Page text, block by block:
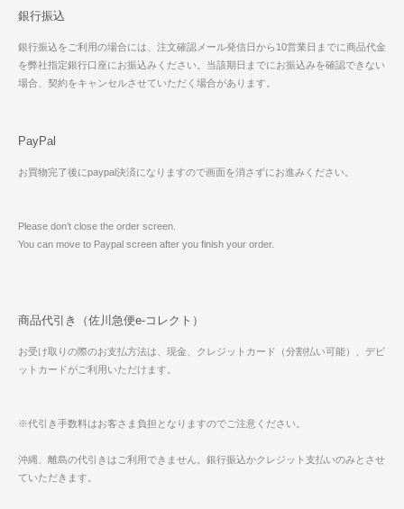
銀行振込
銀行振込をご利用の場合には、注文確認メール発信日から10営業日までに商品代金
を弊社指定銀行口座にお振込みください。当該期日までにお振込みを確認できない
場合、契約をキャンセルさせていただく場合があります。
PayPal
お買物完了後にpaypal決済になりますので画面を消さずにお進みください。
Please don’t close the order screen.
You can move to Paypal screen after you finish your order.
商品代引き（佐川急便e-コレクト）
お受け取りの際のお支払方法は、現金、クレジットカード（分割払い可能）、デビ
ットカードがご利用いただけます。
※代引き手数料はお客さま負担となりますのでご注意ください。
沖縄、離島の代引きはご利用できません。銀行振込かクレジット支払いのみとさせ
ていただきます。